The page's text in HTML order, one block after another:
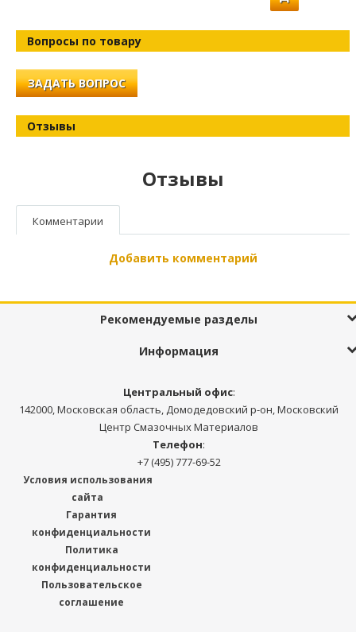
Вопросы по товару
ЗАДАТЬ ВОПРОС
Отзывы
Отзывы
Комментарии
Добавить комментарий
Рекомендуемые разделы
Информация
Центральный офис:
142000, Московская область, Домодедовский р-он, Московский
Центр Смазочных Материалов
Телефон:
+7 (495) 777-69-52
Условия использования
сайта
Гарантия
конфиденциальности
Политика
конфиденциальности
Пользовательское
соглашение